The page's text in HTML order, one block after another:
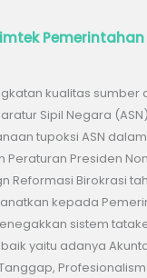
Pemerintahan
kualitas sumber
Sipil Negara
tupoksi ASN
Presiden
Reformasi Birokrasi
kepada
sistem
yaitu adanya